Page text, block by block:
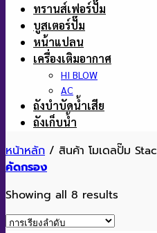
ทรานส์เฟอร์ปั๊ม
บูสเตอร์ปั๊ม
หน้าแปลน
เครื่องเติมอากาศ
HI BLOW
AC
ถังบำบัดน้ำเสีย
ถังเก็บน้ำ
หน้าหลัก / สินค้า โมเดลปั๊ม Stac
คัดกรอง
Showing all 8 results